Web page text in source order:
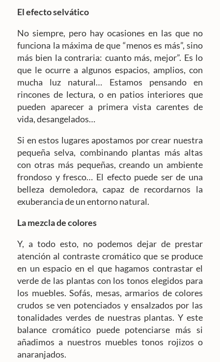
El efecto selvático
No siempre, pero hay ocasiones en las que no
funciona la máxima de que “menos es más”, sino
más bien la contraria: cuanto más, mejor”. Es lo
que le ocurre a algunos espacios, amplios, con
mucha luz natural… Estamos pensando en
rincones de lectura, o en patios interiores que
pueden aparecer a primera vista carentes de
vida, desangelados…
Si en estos lugares apostamos por crear nuestra
pequeña selva, combinando plantas más altas
con otras más pequeñas, creando un ambiente
frondoso y fresco… El efecto puede ser de una
belleza demoledora, capaz de recordarnos la
exuberancia de un entorno natural.
La mezcla de colores
Y, a todo esto, no podemos dejar de prestar
atención al contraste cromático que se produce
en un espacio en el que hagamos contrastar el
verde de las plantas con los tonos elegidos para
los muebles. Sofás, mesas, armarios de colores
crudos se ven potenciados y ensalzados por las
tonalidades verdes de nuestras plantas. Y este
balance cromático puede potenciarse más si
añadimos a nuestros muebles tonos rojizos o
anaranjados.